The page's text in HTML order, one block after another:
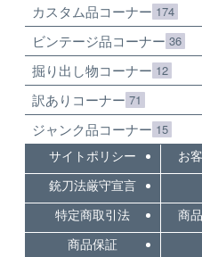
カスタム品コーナー 174
ビンテージ品コーナー 36
掘り出し物コーナー 12
訳ありコーナー 71
ジャンク品コーナー 15
サイトポリシー
お
銃刀法厳守宣言
特定商取引法
商
商品保証